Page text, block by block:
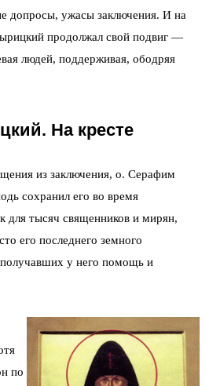
допросы, ужасы заключения. И на
продолжал свой подвиг —
людей, поддерживая, ободряя
На кресте
из заключения, о. Серафим
сохранил его во время
для тысяч священников и мирян,
его последнего земного
у него помощь и
по